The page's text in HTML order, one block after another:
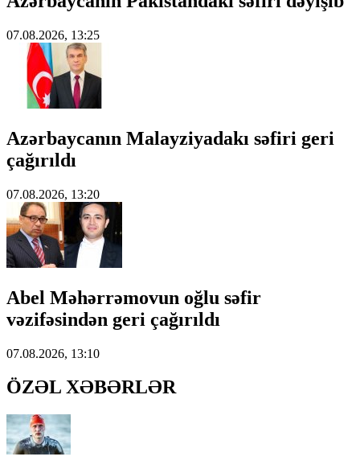
07.08.2026, 13:25
Azərbaycanın Malayziyadakı səfiri geri
çağırıldı
07.08.2026, 13:20
Abel Məhərrəmovun oğlu səfir
vəzifəsindən geri çağırıldı
07.08.2026, 13:10
ÖZƏL XƏBƏRLƏR